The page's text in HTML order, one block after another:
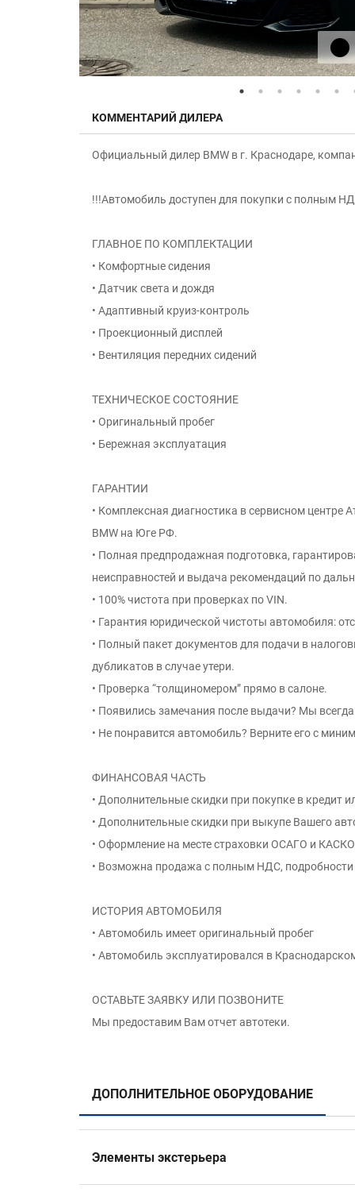
КОММЕНТАРИЙ ДИЛЕРА
Официальный дилер BMW в г. Краснодаре,
!!!Автомобиль доступен для покупки с полным
ГЛАВНОЕ ПО КОМПЛЕКТАЦИИ
• Комфортные сидения
• Датчик света и дождя
• Адаптивный круиз-контроль
• Проекционный дисплей
• Вентиляция передних сидений
ТЕХНИЧЕСКОЕ СОСТОЯНИЕ
• Оригинальный пробег
• Бережная эксплуатация
ГАРАНТИИ
• Комплексная диагностика в сервисном центре
BMW на Юге РФ.
• Полная предпродажная подготовка,
неисправностей и выдача рекомендаций по
• 100% чистота при проверках по VIN.
• Гарантия юридической чистоты автомобиля:
• Полный пакет документов для подачи в
дубликатов в случае утери.
• Проверка “толщиномером” прямо в салоне.
• Появились замечания после выдачи? Мы
• Не понравится автомобиль? Верните его с
ФИНАНСОВАЯ ЧАСТЬ
• Дополнительные скидки при покупке в кредит
• Дополнительные скидки при выкупе Вашего
• Оформление на месте страховки ОСАГО и КАСКО
• Возможна продажа с полным НДС,
ИСТОРИЯ АВТОМОБИЛЯ
• Автомобиль имеет оригинальный пробег
• Автомобиль эксплуатировался в
ОСТАВЬТЕ ЗАЯВКУ ИЛИ ПОЗВОНИТЕ
Мы предоставим Вам отчет автотеки.
ДОПОЛНИТЕЛЬНОЕ ОБОРУДОВАНИЕ
Элементы экстерьера